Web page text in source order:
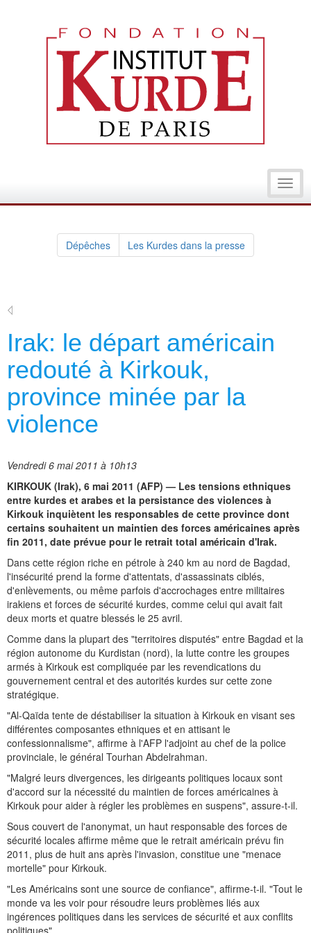
Dépêches Les Kurdes dans la presse
Irak: le départ américain
redouté à Kirkouk,
province minée par la
violence
Vendredi 6 mai 2011 à 10h13
KIRKOUK (Irak), 6 mai 2011 (AFP) — Les tensions ethniques
entre kurdes et arabes et la persistance des violences à
Kirkouk inquiètent les responsables de cette province dont
certains souhaitent un maintien des forces américaines après
fin 2011, date prévue pour le retrait total américain d'Irak.
Dans cette région riche en pétrole à 240 km au nord de Bagdad,
l'insécurité prend la forme d'attentats, d'assassinats ciblés,
d'enlèvements, ou même parfois d'accrochages entre militaires
irakiens et forces de sécurité kurdes, comme celui qui avait fait
deux morts et quatre blessés le 25 avril.
Comme dans la plupart des "territoires disputés" entre Bagdad et la
région autonome du Kurdistan (nord), la lutte contre les groupes
armés à Kirkouk est compliquée par les revendications du
gouvernement central et des autorités kurdes sur cette zone
stratégique.
"Al-Qaïda tente de déstabiliser la situation à Kirkouk en visant ses
différentes composantes ethniques et en attisant le
confessionnalisme", affirme à l'AFP l'adjoint au chef de la police
provinciale, le général Tourhan Abdelrahman.
"Malgré leurs divergences, les dirigeants politiques locaux sont
d'accord sur la nécessité du maintien de forces américaines à
Kirkouk pour aider à régler les problèmes en suspens", assure-t-il.
Sous couvert de l'anonymat, un haut responsable des forces de
sécurité locales affirme même que le retrait américain prévu fin
2011, plus de huit ans après l'invasion, constitue une "menace
mortelle" pour Kirkouk.
"Les Américains sont une source de confiance", affirme-t-il. "Tout le
monde va les voir pour résoudre leurs problèmes liés aux
ingérences politiques dans les services de sécurité et aux conflits